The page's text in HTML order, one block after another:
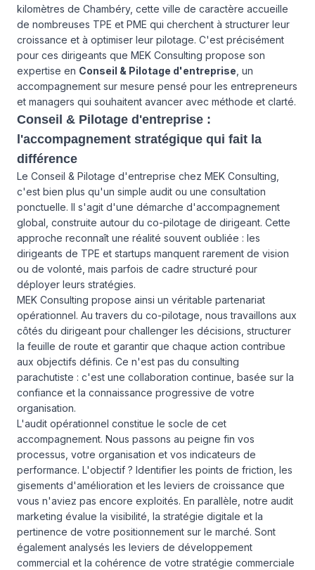
kilomètres de Chambéry, cette ville de caractère accueille
de nombreuses TPE et PME qui cherchent à structurer leur
croissance et à optimiser leur pilotage. C'est précisément
pour ces dirigeants que MEK Consulting propose son
expertise en Conseil & Pilotage d'entreprise , un
accompagnement sur mesure pensé pour les entrepreneurs
et managers qui souhaitent avancer avec méthode et clarté.
Conseil & Pilotage d'entreprise :
l'accompagnement stratégique qui fait la
différence
Le Conseil & Pilotage d'entreprise chez MEK Consulting,
c'est bien plus qu'un simple audit ou une consultation
ponctuelle. Il s'agit d'une démarche d'accompagnement
global, construite autour du co-pilotage de dirigeant. Cette
approche reconnaît une réalité souvent oubliée : les
dirigeants de TPE et startups manquent rarement de vision
ou de volonté, mais parfois de cadre structuré pour
déployer leurs stratégies.
MEK Consulting propose ainsi un véritable partenariat
opérationnel. Au travers du co-pilotage, nous travaillons aux
côtés du dirigeant pour challenger les décisions, structurer
la feuille de route et garantir que chaque action contribue
aux objectifs définis. Ce n'est pas du consulting
parachutiste : c'est une collaboration continue, basée sur la
confiance et la connaissance progressive de votre
organisation.
L'audit opérationnel constitue le socle de cet
accompagnement. Nous passons au peigne fin vos
processus, votre organisation et vos indicateurs de
performance. L'objectif ? Identifier les points de friction, les
gisements d'amélioration et les leviers de croissance que
vous n'aviez pas encore exploités. En parallèle, notre audit
marketing évalue la visibilité, la stratégie digitale et la
pertinence de votre positionnement sur le marché. Sont
également analysés les leviers de développement
commercial et la cohérence de votre stratégie commerciale